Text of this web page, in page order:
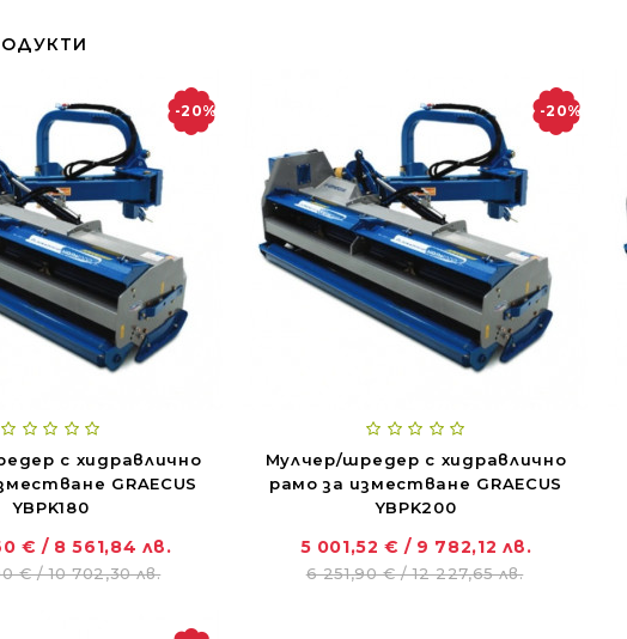
-20%
с хидравлично
GRAECUS
YBPK180
€ / 8 561,84 лв.
€ / 10 702,30 лв.
-20%
Мулчер/шредер с хидравлично
рамо за изместване GRAECUS
YBPK200
5 001,52 € / 9 782,12 лв.
6 251,90 € / 12 227,65 лв.